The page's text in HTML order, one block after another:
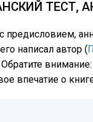
ТЕСТ,
предисловием,
написал автор (
впечатие о